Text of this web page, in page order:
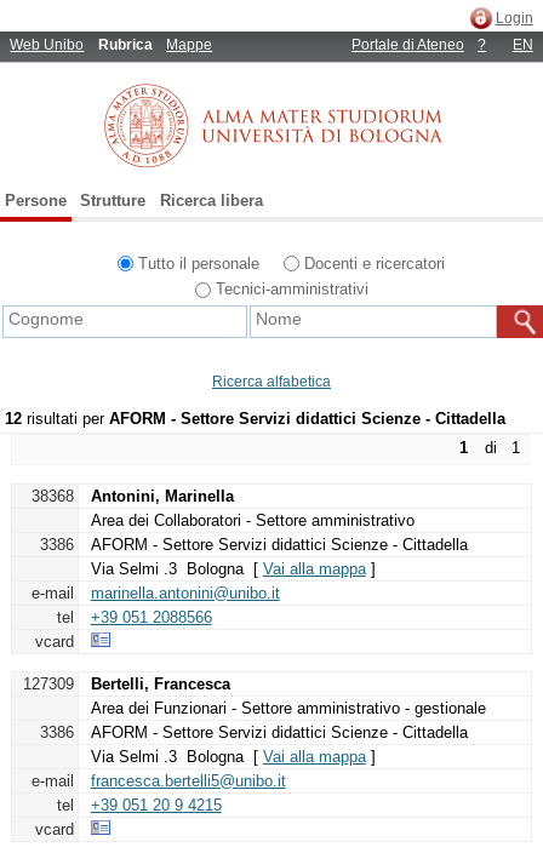
Web Unibo Rubrica Mappe
Login
Portale di Ateneo
? EN
Persone Strutture Ricerca libera
Tutto il personale
Docenti e ricercatori
Tecnici-amministrativi
Ricerca alfabetica
12 risultati perAFORM - Settore Servizi didattici Scienze - Cittadella
1
di 1
38368
Antonini, Marinella
Area dei Collaboratori - Settore amministrativo
3386
AFORM - Settore Servizi didattici Scienze - Cittadella
Via Selmi .3 Bologna [ Vai alla mappa]
e-mail
marinella.antonini@unibo.it
tel
+39 051 2088566
vcard
127309
Bertelli, Francesca
Area dei Funzionari - Settore amministrativo - gestionale
3386
AFORM - Settore Servizi didattici Scienze - Cittadella
Via Selmi .3 Bologna [ Vai alla mappa]
e-mail
francesca.bertelli5@unibo.it
tel
+39 051 20 9 4215
vcard